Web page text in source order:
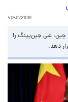
4050221019
چین، شی جین‌پینگ را
دهد.